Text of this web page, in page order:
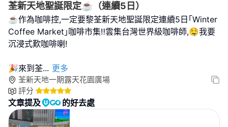
荃新天地聖誕限定☕️（連續5日）
☕️作為咖啡控,一定要黎荃新天地聖誕限定連續5日｢Winter
Coffee Market｣咖啡市集‼️雲集台灣世界級咖啡師,🤤我要
沉浸式歎咖啡喇!
🎉來到荃... 更多
荃新天地一期露天花園廣場
評分
文章提及 的好去處